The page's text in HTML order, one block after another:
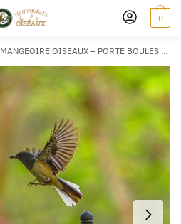
0
MANGEOIRE OISEAUX – PORTE BOULES DESIGN